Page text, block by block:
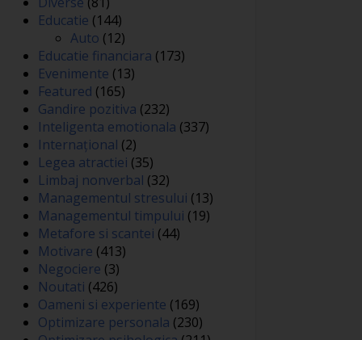
Educatie (144)
Auto (12)
Educatie financiara (173)
Evenimente (13)
Featured (165)
Gandire pozitiva (232)
Inteligenta emotionala (337)
Internațional (2)
Legea atractiei (35)
Limbaj nonverbal (32)
Managementul stresului (13)
Managementul timpului (19)
Metafore si scantei (44)
Motivare (413)
Negociere (3)
Noutati (426)
Oameni si experiente (169)
Optimizare personala (230)